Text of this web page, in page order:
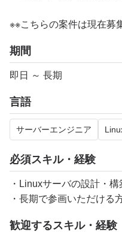
※※こちらの案件は現在募
期間
即日 ～ 長期
言語
サーバーエンジニア
必須スキル・経験
・Linuxサーバの設計・構
・長期で参画いただける
歓迎するスキル・経験